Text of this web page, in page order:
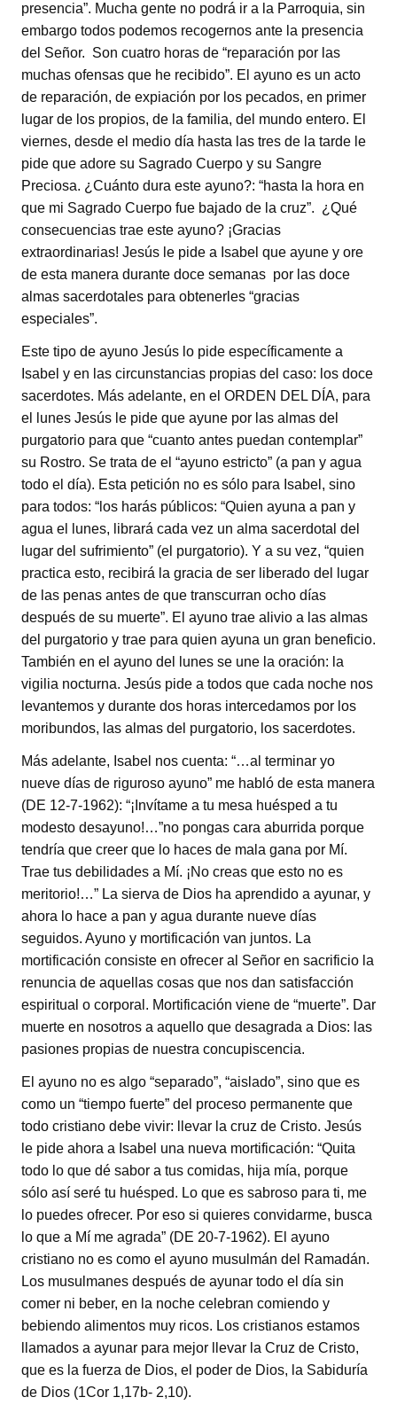
presencia”. Mucha gente no podrá ir a la Parroquia, sin
embargo todos podemos recogernos ante la presencia
del Señor. Son cuatro horas de “reparación por las
muchas ofensas que he recibido”. El ayuno es un acto
de reparación, de expiación por los pecados, en primer
lugar de los propios, de la familia, del mundo entero. El
viernes, desde el medio día hasta las tres de la tarde le
pide que adore su Sagrado Cuerpo y su Sangre
Preciosa. ¿Cuánto dura este ayuno?: “hasta la hora en
que mi Sagrado Cuerpo fue bajado de la cruz”. ¿Qué
consecuencias trae este ayuno? ¡Gracias
extraordinarias! Jesús le pide a Isabel que ayune y ore
de esta manera durante doce semanas por las doce
almas sacerdotales para obtenerles “gracias
especiales”.
Este tipo de ayuno Jesús lo pide específicamente a
Isabel y en las circunstancias propias del caso: los doce
sacerdotes. Más adelante, en el ORDEN DEL DÍA, para
el lunes Jesús le pide que ayune por las almas del
purgatorio para que “cuanto antes puedan contemplar”
su Rostro. Se trata de el “ayuno estricto” (a pan y agua
todo el día). Esta petición no es sólo para Isabel, sino
para todos: “los harás públicos: “Quien ayuna a pan y
agua el lunes, librará cada vez un alma sacerdotal del
lugar del sufrimiento” (el purgatorio). Y a su vez, “quien
practica esto, recibirá la gracia de ser liberado del lugar
de las penas antes de que transcurran ocho días
después de su muerte”. El ayuno trae alivio a las almas
del purgatorio y trae para quien ayuna un gran beneficio.
También en el ayuno del lunes se une la oración: la
vigilia nocturna. Jesús pide a todos que cada noche nos
levantemos y durante dos horas intercedamos por los
moribundos, las almas del purgatorio, los sacerdotes.
Más adelante, Isabel nos cuenta: “…al terminar yo
nueve días de riguroso ayuno” me habló de esta manera
(DE 12-7-1962): “¡Invítame a tu mesa huésped a tu
modesto desayuno!…”no pongas cara aburrida porque
tendría que creer que lo haces de mala gana por Mí.
Trae tus debilidades a Mí. ¡No creas que esto no es
meritorio!…” La sierva de Dios ha aprendido a ayunar, y
ahora lo hace a pan y agua durante nueve días
seguidos. Ayuno y mortificación van juntos. La
mortificación consiste en ofrecer al Señor en sacrificio la
renuncia de aquellas cosas que nos dan satisfacción
espiritual o corporal. Mortificación viene de “muerte”. Dar
muerte en nosotros a aquello que desagrada a Dios: las
pasiones propias de nuestra concupiscencia.
El ayuno no es algo “separado”, “aislado”, sino que es
como un “tiempo fuerte” del proceso permanente que
todo cristiano debe vivir: llevar la cruz de Cristo. Jesús
le pide ahora a Isabel una nueva mortificación: “Quita
todo lo que dé sabor a tus comidas, hija mía, porque
sólo así seré tu huésped. Lo que es sabroso para ti, me
lo puedes ofrecer. Por eso si quieres convidarme, busca
lo que a Mí me agrada” (DE 20-7-1962). El ayuno
cristiano no es como el ayuno musulmán del Ramadán.
Los musulmanes después de ayunar todo el día sin
comer ni beber, en la noche celebran comiendo y
bebiendo alimentos muy ricos. Los cristianos estamos
llamados a ayunar para mejor llevar la Cruz de Cristo,
que es la fuerza de Dios, el poder de Dios, la Sabiduría
de Dios (1Cor 1,17b- 2,10).